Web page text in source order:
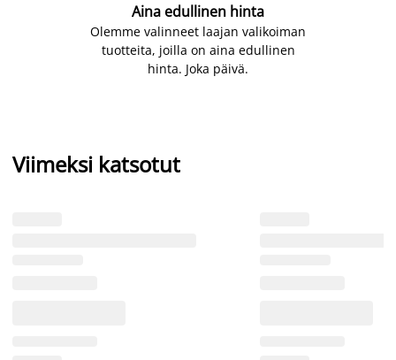
Aina edullinen hinta
Olemme valinneet laajan valikoiman
tuotteita, joilla on aina edullinen
hinta. Joka päivä.
Viimeksi katsotut